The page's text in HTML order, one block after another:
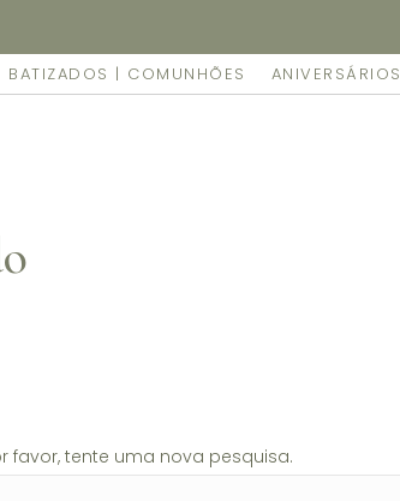
BATIZADOS | COMUNHÕES ANIVERSÁRIOS
favor, tente uma nova pesquisa.